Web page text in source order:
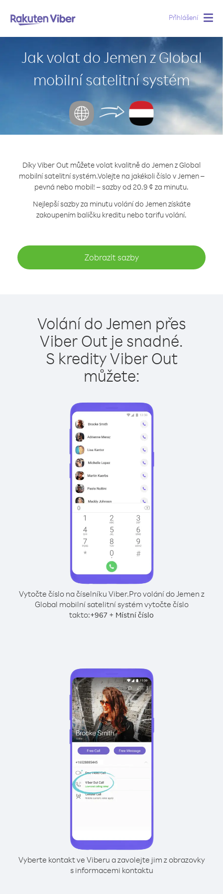
Přihlášení
Jak volat do Jemen z Global
mobilní satelitní systém
Díky Viber Out můžete volat kvalitně do Jemen z Global
mobilní satelitní systém.Volejte na jakékoli číslo v Jemen –
pevná nebo mobil! – sazby od 20.9 ¢ za minutu.
Nejlepší sazby za minutu volání do Jemen získáte
zakoupením balíčku kreditu nebo tarifu volání.
Zobrazit sazby
Volání do Jemen přes
Viber Out je snadné.
S kredity Viber Out
můžete:
Vytočte číslo na číselníku Viber.Pro volání do Jemen z
Global mobilní satelitní systém vytočte číslo
takto:+967 + Místní číslo
Vyberte kontakt ve Viberu a zavolejte jim z obrazovky
s informacemi kontaktu